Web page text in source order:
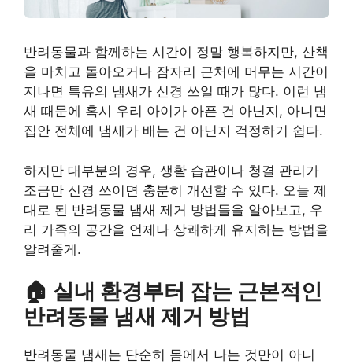
반려동물과 함께하는 시간이 정말 행복하지만, 산책
을 마치고 돌아오거나 잠자리 근처에 머무는 시간이
지나면 특유의 냄새가 신경 쓰일 때가 많다. 이런 냄
새 때문에 혹시 우리 아이가 아픈 건 아닌지, 아니면
집안 전체에 냄새가 배는 건 아닌지 걱정하기 쉽다.
하지만 대부분의 경우, 생활 습관이나 청결 관리가
조금만 신경 쓰이면 충분히 개선할 수 있다. 오늘 제
대로 된 반려동물 냄새 제거 방법들을 알아보고, 우
리 가족의 공간을 언제나 상쾌하게 유지하는 방법을
알려줄게.
🏠 실내 환경부터 잡는 근본적인
반려동물 냄새 제거 방법
반려동물 냄새는 단순히 몸에서 나는 것만이 아니